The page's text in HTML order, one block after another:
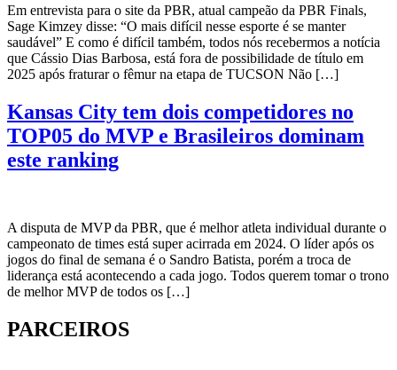
Em entrevista para o site da PBR, atual campeão da PBR Finals,
Sage Kimzey disse: “O mais difícil nesse esporte é se manter
saudável” E como é difícil também, todos nós recebermos a notícia
que Cássio Dias Barbosa, está fora de possibilidade de título em
2025 após fraturar o fêmur na etapa de TUCSON Não […]
Kansas City tem dois competidores no
TOP05 do MVP e Brasileiros dominam
este ranking
A disputa de MVP da PBR, que é melhor atleta individual durante o
campeonato de times está super acirrada em 2024. O líder após os
jogos do final de semana é o Sandro Batista, porém a troca de
liderança está acontecendo a cada jogo. Todos querem tomar o trono
de melhor MVP de todos os […]
PARCEIROS